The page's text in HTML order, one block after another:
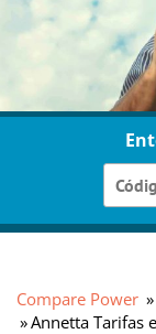
Compare Power
Annetta Tarifas